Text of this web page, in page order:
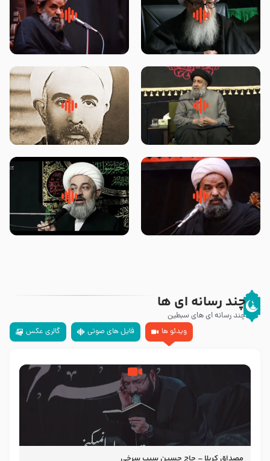
زوّار اربعین امام حسین (علیه
السلام) با این اشتیاق به زیارت
روضه جانسوز پاره های جگر امام
حسن مجتبی علیه السلام-حجت
لقب حضرت رقیه سلام الله علیها به
چه معناست – حجت الاسلام علوی
روضه‌ی مجلس یزید ملعون و
اسارت اهل‌بیت علیهم‌السلام –
محدث زاده
سلام جوانی که امام حسین علیه
السلام خودش جوابش را دادند
زیارتی که اسباب رزق زیاد و عمر
طولانی است حجت السلام حسین
چند رسانه ای ها
چند رسانه ای های سبطین
ویدئو ها
فایل های صوتی گالری عکس
مصداق کربلا – حاج حسین سیب سرخی